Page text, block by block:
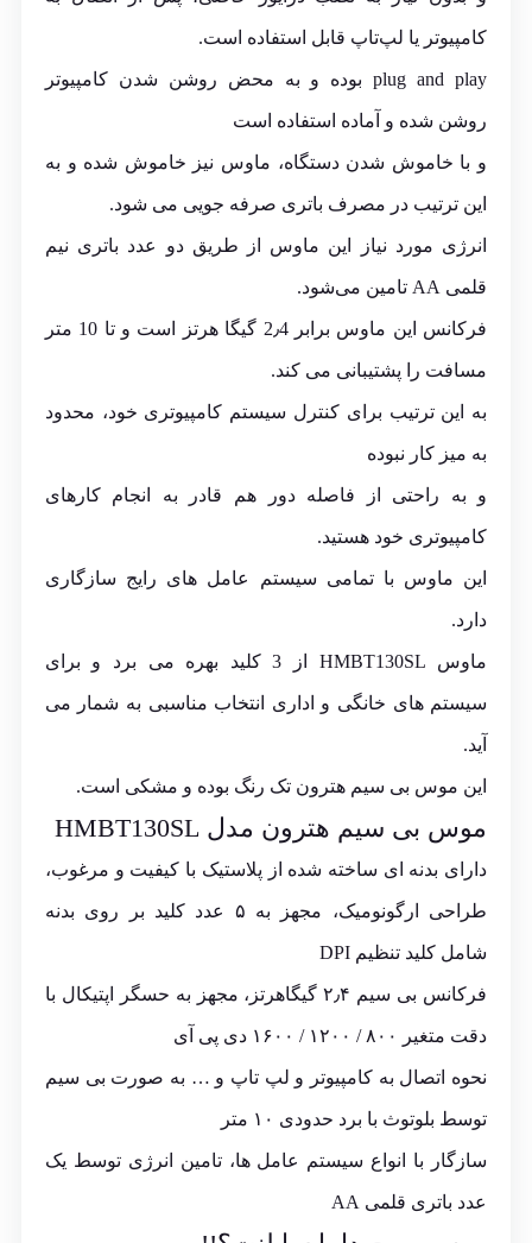
کامپیوتر یا لپ‌تاپ قابل استفاده است.
plug and play بوده و به محض روشن شدن کامپیوتر
روشن شده و آماده استفاده است
و با خاموش شدن دستگاه، ماوس نیز خاموش شده و به
این ترتیب در مصرف باتری صرفه جویی می شود.
انرژی مورد نیاز این ماوس از طریق دو عدد باتری نیم
قلمی AA تامین می‌شود.
فرکانس این ماوس برابر 2٫4 گیگا هرتز است و تا 10 متر
مسافت را پشتیبانی می‌ کند.
به این ترتیب برای کنترل سیستم کامپیوتری خود، محدود
به میز کار نبوده
و به راحتی از فاصله دور هم قادر به انجام کارهای
کامپیوتری خود هستید.
این ماوس با تمامی سیستم‌ عامل‌ های رایج سازگاری
دارد.
ماوس HMBT130SL از 3 کلید بهره می‌ برد و برای
سیستم‌ های خانگی و اداری انتخاب مناسبی به‌ شمار می‌
آید.
این موس بی سیم هترون تک رنگ بوده و مشکی است.
موس بی سیم هترون مدل HMBT130SL
دارای بدنه ای ساخته شده از پلاستیک با کیفیت و مرغوب،
طراحی ارگونومیک، مجهز به ۵ عدد کلید بر روی بدنه
شامل کلید تنظیم DPI
فرکانس بی سیم ۲٫۴ گیگاهرتز، مجهز به حسگر اپتیکال با
دقت متغیر ۸۰۰ / ۱۲۰۰ / ۱۶۰۰ دی پی آی
نحوه اتصال به کامپیوتر و لپ تاپ و … به صورت بی سیم
توسط بلوتوث با برد حدودی ۱۰ متر
سازگار با انواع سیستم عامل ها، تامین انرژی توسط یک
عدد باتری قلمی AA